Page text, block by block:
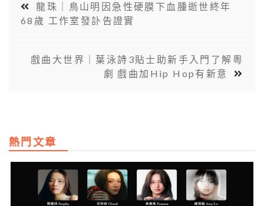
龍珠｜鳥山明因急性硬膜下血腫逝世終年
68歲 工作室發訃告證實
戲曲大世界｜葉泳詩3貼士助新手入門了解粵
劇 戲曲加Hip Hop有新意
熱門文章